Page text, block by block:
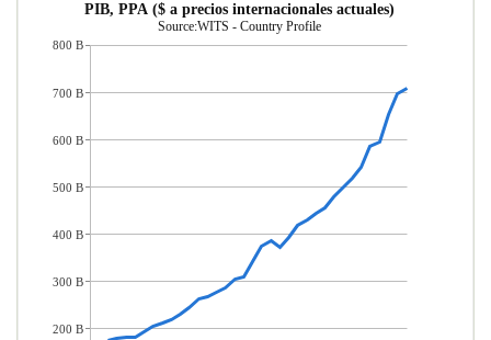
PIB, PPA ($ a precios internacionales actuales)
Source:WITS - Country Profile
800 B
700 B
600 B
500 B
400 B
300 B
200 B